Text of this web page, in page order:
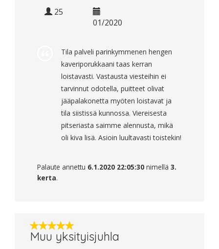
25
01/2020
Tila palveli parinkymmenen hengen
kaveriporukkaani taas kerran
loistavasti. Vastausta viesteihin ei
tarvinnut odotella, puitteet olivat
jääpalakonetta myöten loistavat ja
tila siistissä kunnossa. Viereisesta
pitseriasta saimme alennusta, mikä
oli kiva lisä. Asioin luultavasti toistekin!
Palaute annettu 6.1.2020 22:05:30 nimellä 3.
kerta.
Muu yksityisjuhla